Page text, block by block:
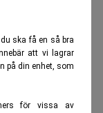
ska få en så bra
att vi lagrar
på din enhet, som
för vissa av
hade hänt om
klart min lön
länge på den